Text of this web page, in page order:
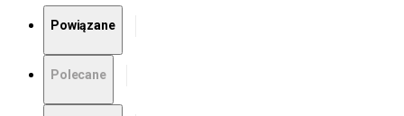
Powiązane
Polecane